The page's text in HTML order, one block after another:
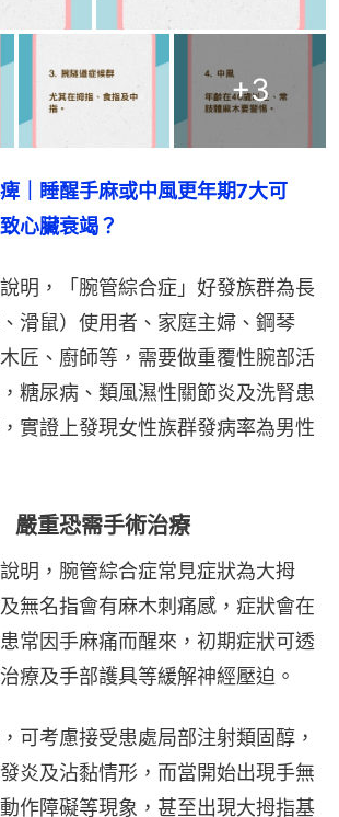
+3
｜睡醒手麻或中風更年期7大可
心臟衰竭？
明，「腕管綜合症」好發族群為長
滑鼠）使用者、家庭主婦、鋼琴
匠、廚師等，需要做重覆性腕部活
糖尿病、類風濕性關節炎及洗腎患
實證上發現女性族群發病率為男性
重恐需手術治療
明，腕管綜合症常見症狀為大拇
無名指會有麻木刺痛感，症狀會在
常因手麻痛而醒來，初期症狀可透
療及手部護具等緩解神經壓迫。
可考慮接受患處局部注射類固醇，
炎及沾黏情形，而當開始出現手無
作障礙等現象，甚至出現大拇指基